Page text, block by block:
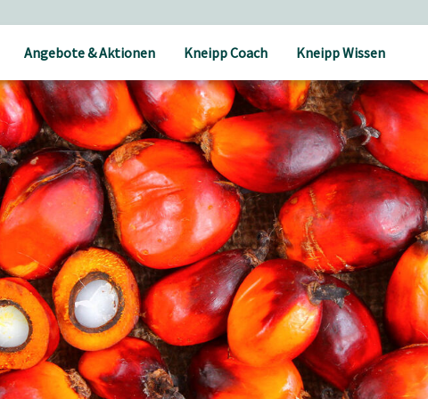
Angebote & Aktionen Kneipp Coach Kneipp Wissen